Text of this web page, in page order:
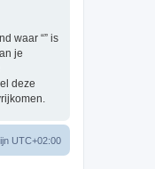
waar “” is
je
deze
UTC+02:00